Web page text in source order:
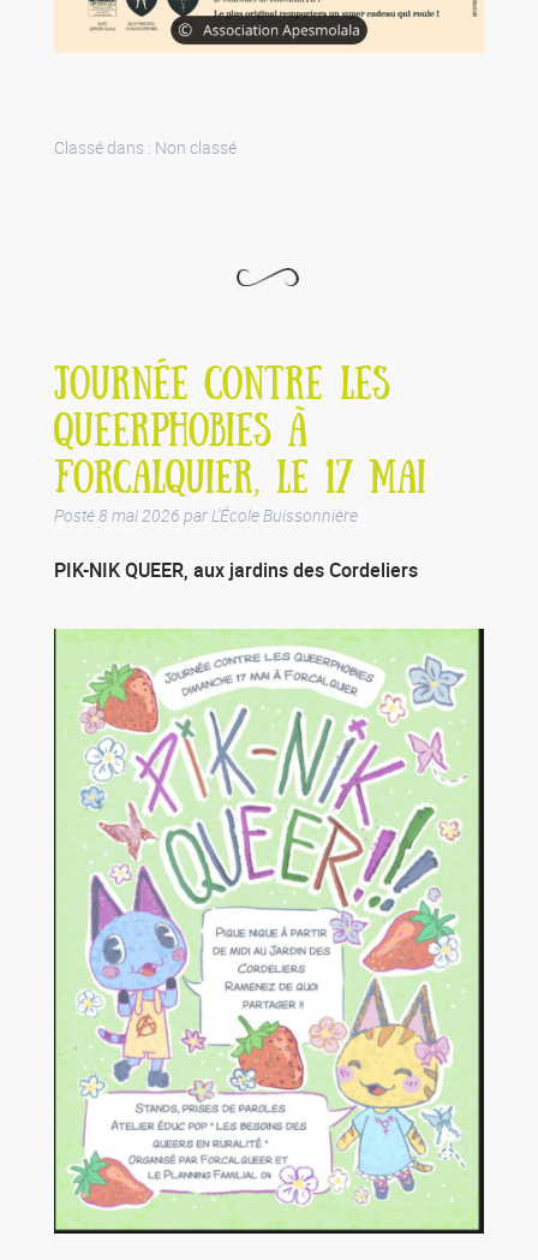
Classé dans : Non classé
JOURNÉE CONTRE LES
QUEERPHOBIES À
FORCALQUIER, LE 17 MAI
Posté8 mai 2026 parL'École Buissonnière
PIK-NIK QUEER, aux jardins des Cordeliers